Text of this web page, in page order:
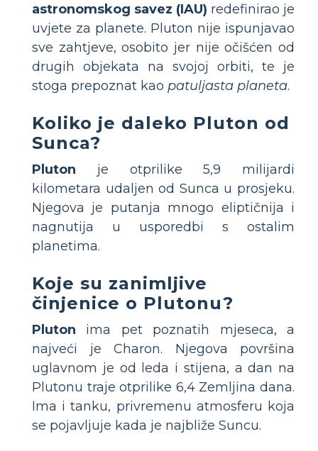
astronomskog savez (IAU) redefinirao je
uvjete za planete. Pluton nije ispunjavao
sve zahtjeve, osobito jer nije očišćen od
drugih objekata na svojoj orbiti, te je
stoga prepoznat kao patuljasta planeta.
Koliko je daleko Pluton od
Sunca?
Pluton je otprilike 5,9 milijardi
kilometara udaljen od Sunca u prosjeku.
Njegova je putanja mnogo eliptičnija i
nagnutija u usporedbi s ostalim
planetima.
Koje su zanimljive
činjenice o Plutonu?
Pluton ima pet poznatih mjeseca, a
najveći je Charon. Njegova površina
uglavnom je od leda i stijena, a dan na
Plutonu traje otprilike 6,4 Zemljina dana.
Ima i tanku, privremenu atmosferu koja
se pojavljuje kada je najbliže Suncu.